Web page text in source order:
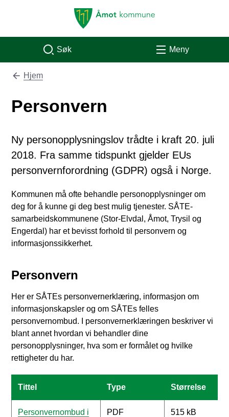
Åmot kommune
Søk Meny
Du er her:
Hjem
Personvern
Ny personopplysningslov trådte i kraft 20. juli
2018. Fra samme tidspunkt gjelder EUs
personvernforordning (GDPR) også i Norge.
Kommunen må ofte behandle personopplysninger om
deg for å kunne gi deg best mulig tjenester. SÅTE-
samarbeidskommunene (Stor-Elvdal, Åmot, Trysil og
Engerdal) har et bevisst forhold til personvern og
informasjonssikkerhet.
Personvern
Her er SÅTEs personvernerklæring, informasjon om
informasjonskapsler og om SÅTEs felles
personvernombud. I personvernerklæringen beskriver vi
blant annet hvordan vi behandler dine
personopplysninger, hva som er formålet og hvilke
rettigheter du har.
Tittel Type Størrelse
Personvernombud i
PDF 515 kB